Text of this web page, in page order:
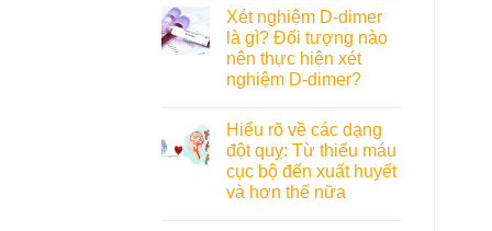
Xét nghiệm D-dimer
là gì? Đối tượng nào
nên thực hiện xét
nghiệm D-dimer?
Hiểu rõ về các dạng
đột quỵ: Từ thiếu máu
cục bộ đến xuất huyết
và hơn thế nữa